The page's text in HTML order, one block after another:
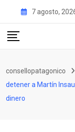
content
7 agosto,
consellopatagonico
detener a Martín
dinero